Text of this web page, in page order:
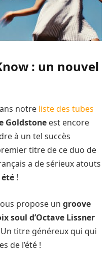
: un nouvel
notre liste des tubes
Goldstone est encore
à un tel succès
titre de ce duo de
a de sérieux atouts
!
propose un groove
soul d’Octave Lissner
titre généreux qui qui
de l’été !